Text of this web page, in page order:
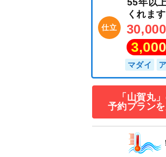
仕立
☆午
55年
くれ
マダイ
「山賀丸
予約プラン